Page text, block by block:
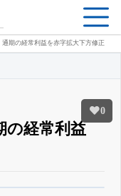
通期の経常利益を赤字拡大下方修正
0
の経常利益